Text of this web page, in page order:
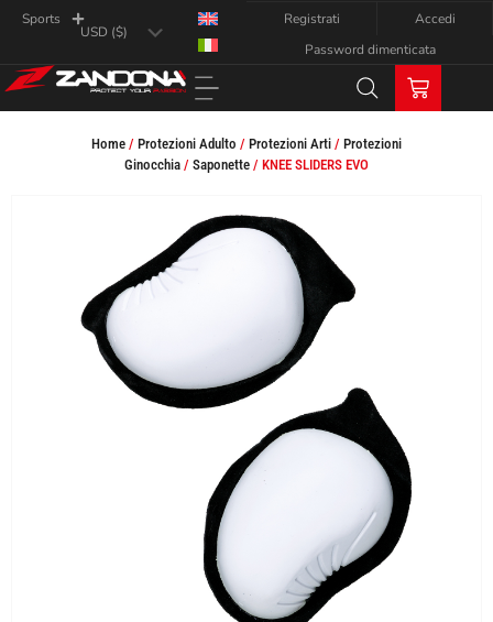
Sports Registrati
Accedi
Password dimenticata
Home / Protezioni Adulto / Protezioni Arti / Protezioni
Ginocchia / Saponette / KNEE SLIDERS EVO